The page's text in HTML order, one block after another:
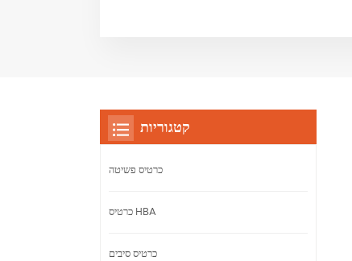
קטגוריות
כרטיס פשיטה
כרטיס HBA
כרטיס סיבים